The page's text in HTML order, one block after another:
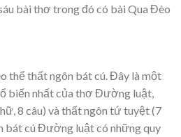
bài thơ trong đó có bài Qua Đèo
thể thất ngôn bát cú. Đây là một
biến nhất của thơ Đường luật,
8 câu) và thất ngôn tứ tuyệt (7
bát cú Đường luật có những quy